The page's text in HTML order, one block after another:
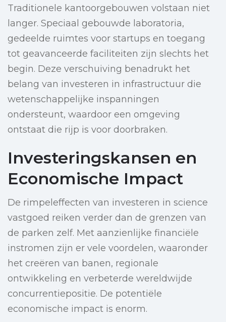
Traditionele kantoorgebouwen volstaan niet
langer. Speciaal gebouwde laboratoria,
gedeelde ruimtes voor startups en toegang
tot geavanceerde faciliteiten zijn slechts het
begin. Deze verschuiving benadrukt het
belang van investeren in infrastructuur die
wetenschappelijke inspanningen
ondersteunt, waardoor een omgeving
ontstaat die rijp is voor doorbraken.
Investeringskansen en
Economische Impact
De rimpeleffecten van investeren in science
vastgoed reiken verder dan de grenzen van
de parken zelf. Met aanzienlijke financiële
instromen zijn er vele voordelen, waaronder
het creëren van banen, regionale
ontwikkeling en verbeterde wereldwijde
concurrentiepositie. De potentiële
economische impact is enorm.